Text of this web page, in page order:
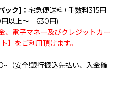
ック]： 宅急便送料+手数料315円
以上～ 630円)
、電子マネー及びクレジットカー
】をご利用頂けます。
（安全!銀行振込先払い、入金確